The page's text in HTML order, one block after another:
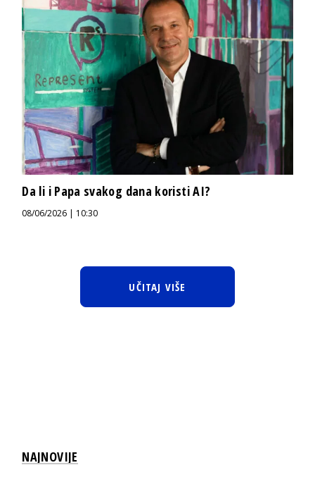
Da li i Papa svakog dana koristi AI?
08/06/2026 | 10:30
UČITAJ VIŠE
NAJNOVIJE